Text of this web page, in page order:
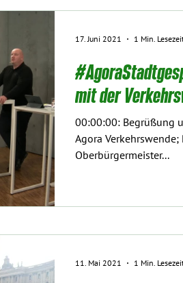
mit der
00:00:00​​: Begrüßung und Keynotes
Agora Verkehrswende; Prof. Dr. Uwe Schneidewind,
Oberbürgermeister...
17. Juni 2021 1 Min.
11. Mai 2021 1 Min.